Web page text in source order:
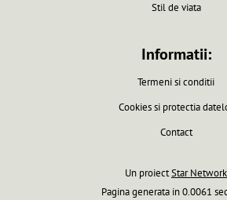
Stil de viata
Informatii:
Termeni si conditii
Cookies si protectia
Contact
Un proiectStar Network
Pagina generata in 0.0061